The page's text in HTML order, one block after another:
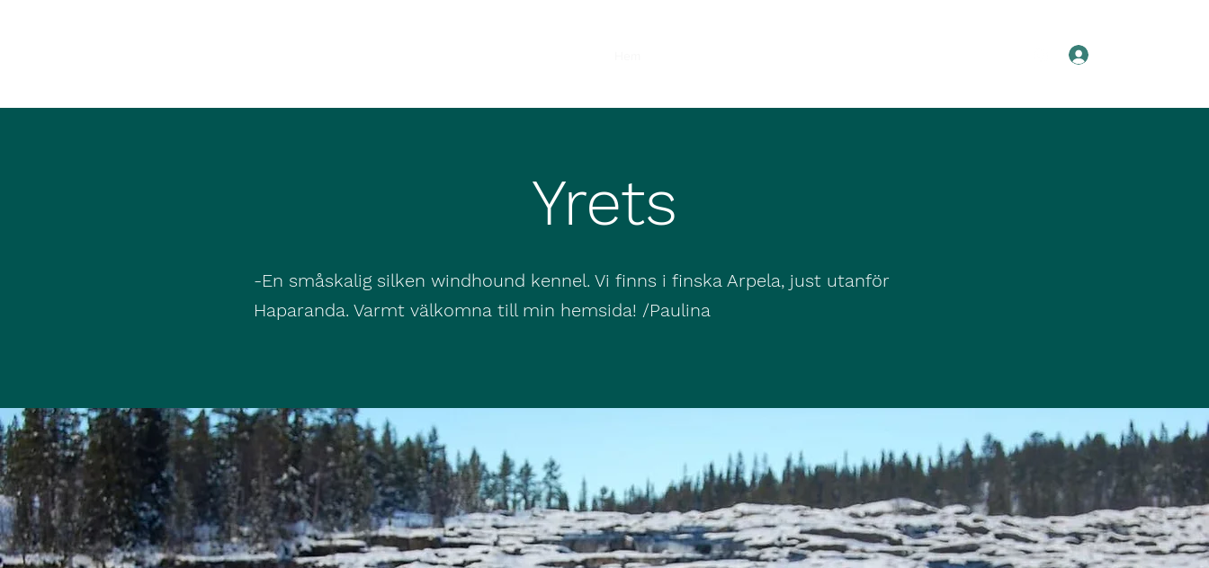
Yrets
-En småskalig silken windhound kennel. Vi finns i finska Arpela, just utanför
Haparanda. Varmt välkomna till min hemsida! /Paulina